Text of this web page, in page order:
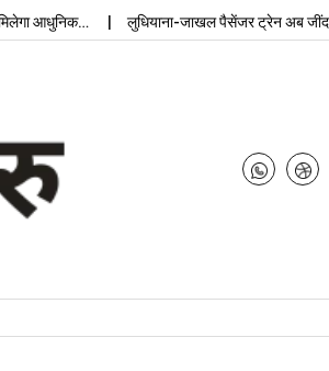
आधुनिक… लुधियाना-जाखल पैसेंजर ट्रेन अब जींद तक